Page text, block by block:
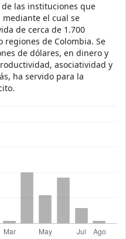
de las instituciones que
mediante el cual se
de cerca de 1.700
de Colombia. Se
de dólares, en dinero y
asociatividad y
ha servido para la